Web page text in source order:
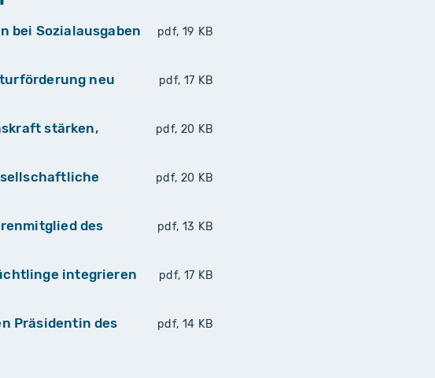
bei Sozialausgaben
pdf, 19 KB
neu
pdf, 17 KB
stärken,
pdf, 20 KB
pdf, 20 KB
des
pdf, 13 KB
integrieren
pdf, 17 KB
Präsidentin des
pdf, 14 KB